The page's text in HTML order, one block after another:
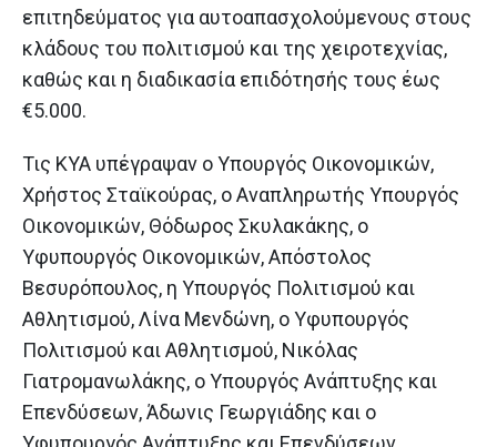
επιτηδεύματος για αυτοαπασχολούμενους στους
κλάδους του πολιτισμού και της χειροτεχνίας,
καθώς και η διαδικασία επιδότησής τους έως
€5.000.
Τις ΚΥΑ υπέγραψαν ο Υπουργός Οικονομικών,
Χρήστος Σταϊκούρας, ο Αναπληρωτής Υπουργός
Οικονομικών, Θόδωρος Σκυλακάκης, ο
Υφυπουργός Οικονομικών, Απόστολος
Βεσυρόπουλος, η Υπουργός Πολιτισμού και
Αθλητισμού, Λίνα Μενδώνη, ο Υφυπουργός
Πολιτισμού και Αθλητισμού, Νικόλας
Γιατρομανωλάκης, ο Υπουργός Ανάπτυξης και
Επενδύσεων, Άδωνις Γεωργιάδης και ο